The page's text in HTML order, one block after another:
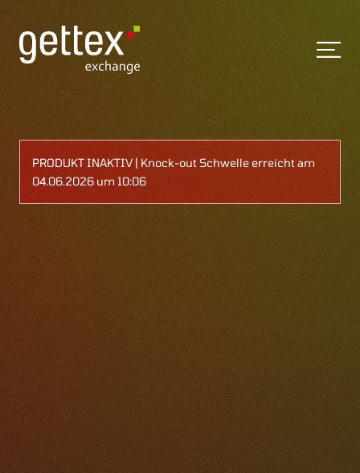
PRODUKT INAKTIV | Knock-out Schwelle erreicht am
04.06.2026 um 10:06